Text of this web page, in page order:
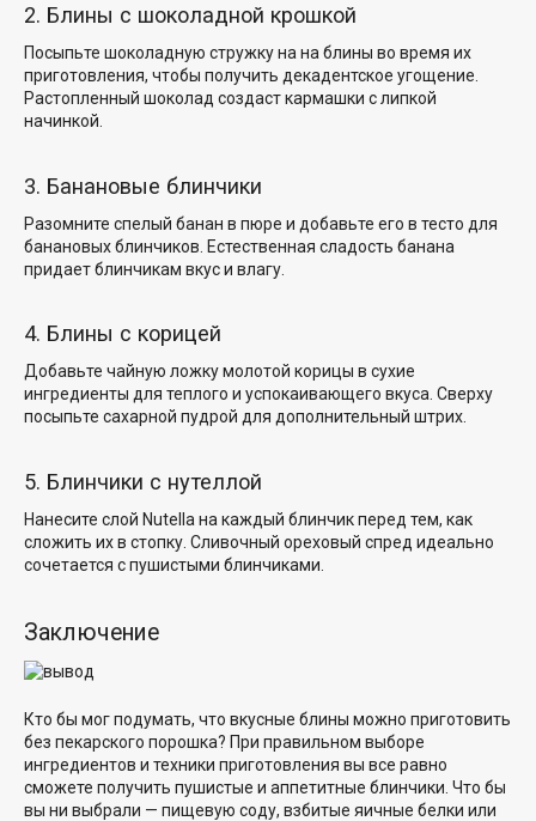
2. Блины с шоколадной крошкой
Посыпьте шоколадную стружку на на блины во время их
приготовления, чтобы получить декадентское угощение
Растопленный шоколад создаст кармашки с липкой
начинкой.
3. Банановые блинчики
Разомните спелый банан в пюре и добавьте его в тесто для
банановых блинчиков . Естественная сладость банана
придает блинчикам вкус и влагу.
4. Блины с корицей
Добавьте чайную ложку молотой корицы в сухие
ингредиенты для теплого и успокаивающего вкуса . Сверху
посыпьте сахарной пудрой для дополнительный штрих.
5. Блинчики с нутеллой
Нанесите слой Nutella на каждый блинчик перед тем, как
сложить их в стопку. Сливочный ореховый спред идеально
сочетается с пушистыми блинчиками.
Заключение
Кто бы мог подумать, что вкусные блины можно приготовить
без пекарского порошка? При правильном выборе
ингредиентов и техники приготовления вы все равно
сможете получить пушистые и аппетитные блинчики . Что бы
вы ни выбрали — пищевую соду, взбитые яичные белки или